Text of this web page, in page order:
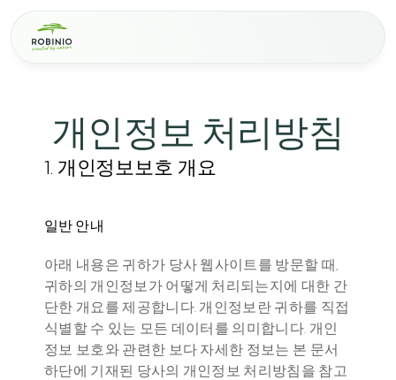
개인정보 처리방침
1. 개인정보보호 개요
일반 안내
아래 내용은 귀하가 당사 웹사이트를 방문할 때,
귀하의 개인정보가 어떻게 처리되는지에 대한 간
단한 개요를 제공합니다. 개인정보란 귀하를 직접
식별할 수 있는 모든 데이터를 의미합니다. 개인
정보 보호와 관련한 보다 자세한 정보는 본 문서
하단에 기재된 당사의 개인정보 처리방침을 참고